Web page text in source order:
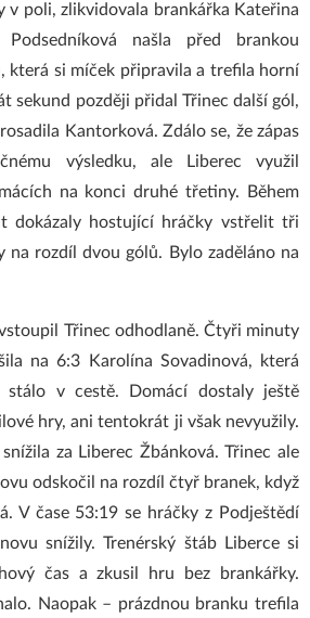
v poli, zlikvidovala brankářka Kateřina
našla před brankou
která si míček připravila a trefila horní
sekund později přidal Třinec další gól,
Kantorková. Zdálo se, že zápas
výsledku, ale Liberec využil
na konci druhé třetiny. Během
dokázaly hostující hráčky vstřelit tři
na rozdíl dvou gólů. Bylo zaděláno na
Třinec odhodlaně. Čtyři minuty
na 6:3 Karolína Sovadinová, která
v cestě. Domácí dostaly ještě
hry, ani tentokrát ji však nevyužily.
za Liberec Žbánková. Třinec ale
odskočil na rozdíl čtyř branek, když
V čase 53:19 se hráčky z Podještědí
snížily. Trenérský štáb Liberce si
čas a zkusil hru bez brankářky.
Naopak – prázdnou branku trefila